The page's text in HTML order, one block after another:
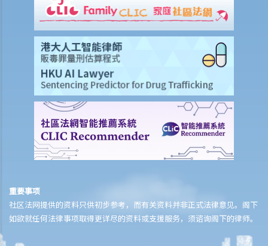
2. 透支
3. 信用卡
A. 发卡机构、持卡人及商户之间的关系
B. 信贷额度
C. 利息、财务费用和其他费用及收费
E. 未经授权的交易
F. 退款保障
G. 针对发卡银行的投诉
财务中介
1. 甚么是财务中介？
2. 不良财务中介公司的行骗手法
重要事项
社区法网提供的资料只供初步参考，而有关资料并非正式法律意见。阁下
如欲就任何法律事项取得更详尽的资料或支援服务，须谘询阁下的律师。